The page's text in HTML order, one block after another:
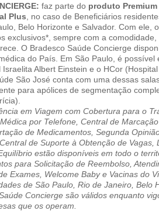
faz parte do produto Premium
Plus , no caso de Beneficiários
Belo Horizonte e Salvador. Com ele,
exclusivos*, sempre com a
O Bradesco Saúde Concierge
do País. Em São Paulo, é possível
Albert Einstein e o HCor
São José conta com uma dessas
para apólices de segmentação
em Viagem com Cobertura para o
por Telefone, Central de
de Medicamentos, Segunda
de Suporte à Obtenção de Vagas,
estão disponíveis em todo o
para Solicitação de Reembolso,
Exames, Welcome Baby e Vacinas do
de São Paulo, Rio de Janeiro, Belo
Concierge são válidos enquanto
que os operam.